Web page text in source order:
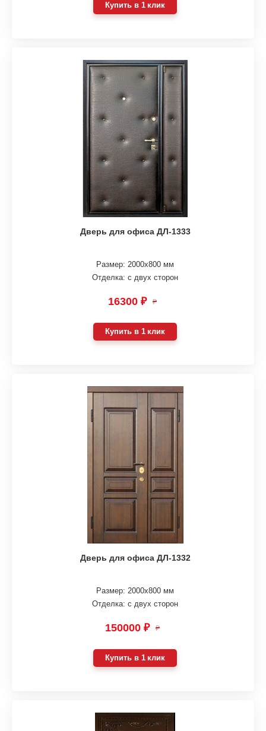
Купить в 1 клик
Дверь для офиса ДЛ-1333
Размер: 2000х800 мм
Отделка: с двух сторон
16300 ₽ ₽
Купить в 1 клик
Дверь для офиса ДЛ-1332
Размер: 2000х800 мм
Отделка: с двух сторон
150000 ₽ ₽
Купить в 1 клик